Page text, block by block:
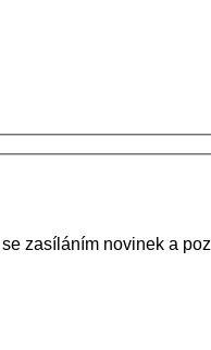
zasíláním novinek a